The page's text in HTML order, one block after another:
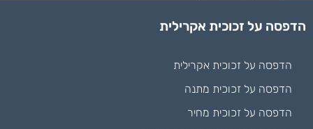
הדפסה על זכוכית אקרילית
הדפסה על זכוכית אקרילית
הדפסה על זכוכית מתנה
הדפסה על זכוכית מחיר